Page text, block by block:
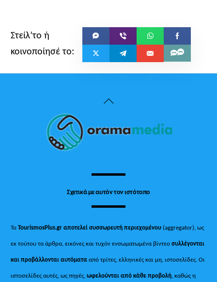
Back
Top
Σχετικά με αυτόν τον ιστότοπο
ΤοTourismosPlus.gr αποτελεί συσσωρευτή περιεχομένου (aggregator), ως
εκ τούτου τα άρθρα, εικόνες και τυχόν ενσωματωμένα βίντεοσυλλέγονται
και προβάλλονται αυτόματααπό τρίτες, ελληνικές και μη, ιστοσελίδες. Οι
ιστοσελίδες αυτές, ως πηγές,ωφελούνται από κάθε προβολή, καθώς η